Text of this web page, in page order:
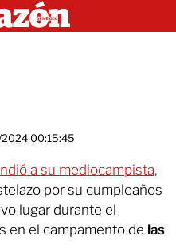
00:15:45
a su mediocampista,
por su cumpleaños
lugar durante el
en el campamento de las